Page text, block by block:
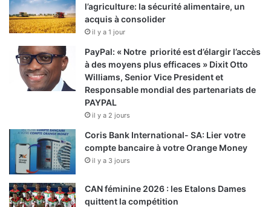
l’agriculture: la sécurité alimentaire, un
acquis à consolider
il y a 1 jour
PayPal: « Notre priorité est d’élargir l’accès
à des moyens plus efficaces » Dixit Otto
Williams, Senior Vice President et
Responsable mondial des partenariats de
PAYPAL
il y a 2 jours
Coris Bank International- SA: Lier votre
compte bancaire à votre Orange Money
il y a 3 jours
CAN féminine 2026 : les Etalons Dames
quittent la compétition